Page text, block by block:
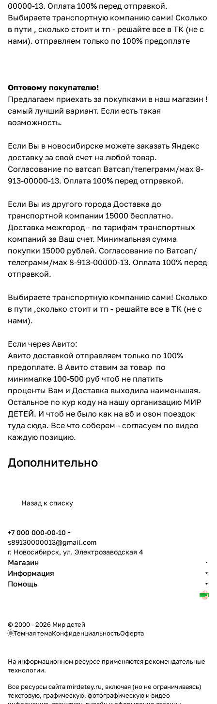
00000-13. Оплата 100% перед отправкой.
Выбираете транспортную компанию сами! Сколько
в пути , сколько стоит и тп - решайте все в ТК (не с
нами). отправляем только по 100% предоплате
Оптовому покупателю!
Предлагаем приехать за покупками в наш магазин !
самый лучший вариант. Если есть такая
возможность.
Если Вы в новосибирске можете заказать Яндекс
доставку за свой счет на любой товар.
Согласование по ватсап Ватсап/телеграмм/мах 8-
913-00000-13. Оплата 100% перед отправкой.
Если Вы из другого города Доставка до
транспортной компании 15000 бесплатно.
Доставка межгород - по тарифам транспортных
компаний за Ваш счет. Минимальная сумма
покупки 15000 рублей. Согласование по Ватсап/
телеграмм/мах 8-913-00000-13. Оплата 100% перед
отправкой.
Выбираете транспортную компанию сами! Сколько
в пути ,сколько стоит и тп - решайте все в ТК (не с
нами).
Если через Авито:
Авито доставкой отправляем только по 100%
предоплате. В Авито ставим за товар по
минималке 100-500 руб чтоб не платить
проценты Вам и Доставка выходила наименьшая.
Остальное по кур коду на нашу организацию МИР
ДЕТЕЙ. И чтоб не было как на вб и озон поездок
туда сюда. Все что соберем - согласуем по видео
каждую позицию.
Дополнительно
Назад к списку
+7 000 000-00-10
s89130000013@gmail.com
г. Новосибирск, ул. Электрозаводская 4
Магазин
Информация
Помощь
© 2000 - 2026 Мир детей
Темная темаКонфиденциальностьОферта
На информационном ресурсе применяются рекомендательные
технологии.
Все ресурсы сайта mirdetey.ru, включая (но не ограничиваясь)
текстовую, графическую, фотографическую и видео